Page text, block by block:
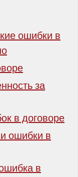
ошибки в
за
в договоре
ошибки в
в